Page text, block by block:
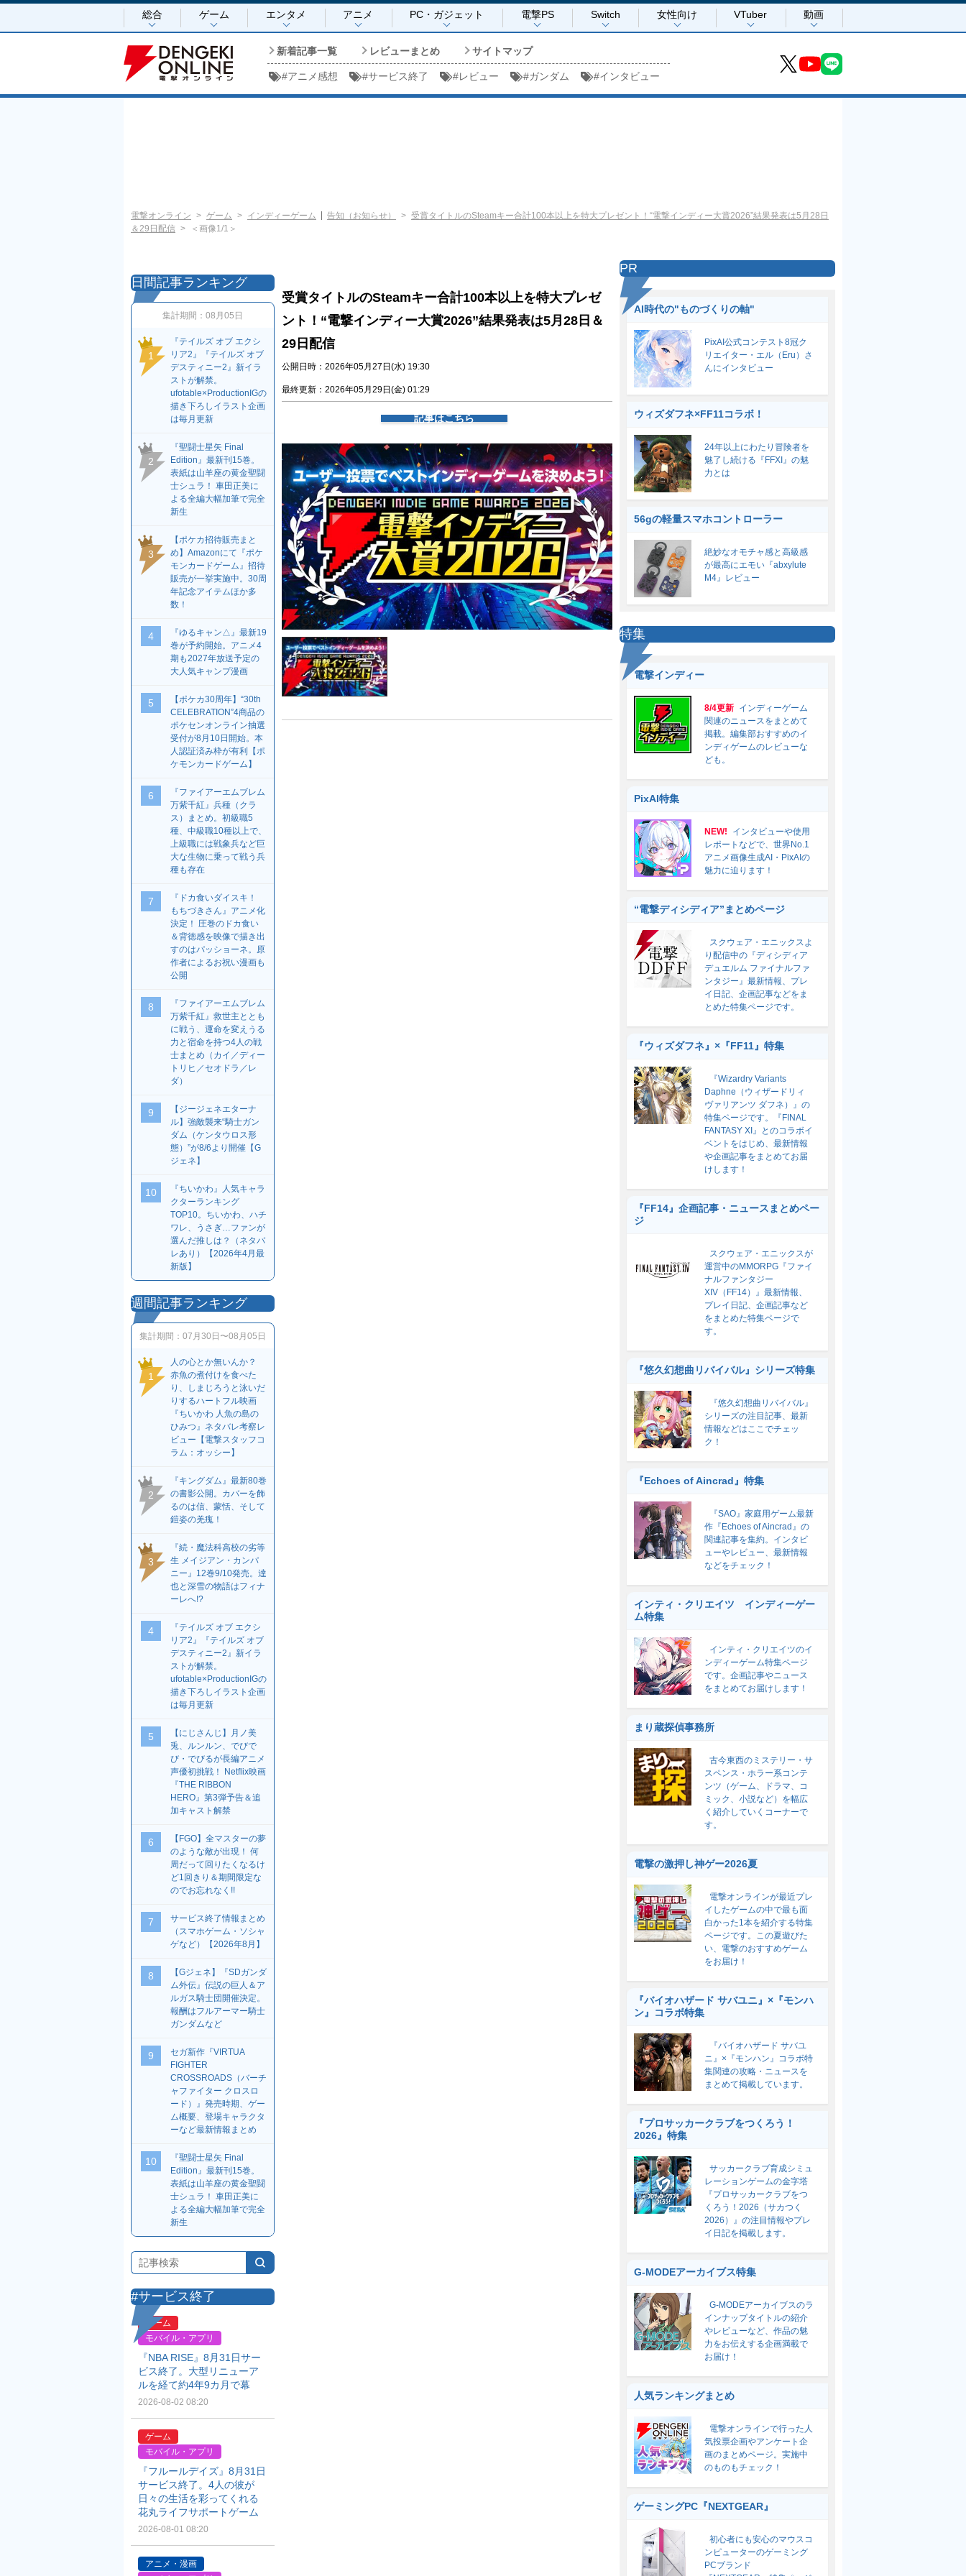
総合 ゲーム エンタメ アニメ PC・ガジェット 電撃PS Switch 女性向け VTuber 動画
新着記事一覧 レビューまとめ サイトマップ
#アニメ感想 #サービス終了 #レビュー #ガンダム #インタビュー
電撃オンライン ゲーム インディーゲーム 告知（お知らせ）
受賞タイトルのSteamキー合計100本以上を特大プレゼント！“電撃インディー大賞2026”結果発表は5月28日
＆29日配信
＜画像1/1＞
受賞タイトルのSteamキー合計100本以上を特大プレゼ
ント！“電撃インディー大賞2026”結果発表は5月28日＆
29日配信
公開日時：2026年05月27日(水) 19:30
最終更新：2026年05月29日(金) 01:29
記事はこちら
日間記事ランキング
集計期間： 08月05日
1
『テイルズ オブ エクシ
リア2』『テイルズ オブ
デスティニー2』新イラ
ストが解禁。
ufotable×ProductionIGの
描き下ろしイラスト企画
は毎月更新
2
『聖闘士星矢 Final
Edition』最新刊15巻。
表紙は山羊座の黄金聖闘
士シュラ！ 車田正美に
よる全編大幅加筆で完全
新生
3
【ポケカ招待販売まと
め】Amazonにて『ポケ
モンカードゲーム』招待
販売が一挙実施中。30周
年記念アイテムほか多
数！
4
『ゆるキャン△』最新19
巻が予約開始。アニメ4
期も2027年放送予定の
大人気キャンプ漫画
5
【ポケカ30周年】“30th
CELEBRATION”4商品の
ポケセンオンライン抽選
受付が8月10日開始。本
人認証済み枠が有利【ポ
ケモンカードゲーム】
6
『ファイアーエムブレム
万紫千紅』兵種（クラ
ス）まとめ。初級職5
種、中級職10種以上で、
上級職には戦象兵など巨
大な生物に乗って戦う兵
種も存在
7
『ドカ食いダイスキ！
もちづきさん』アニメ化
決定！ 圧巻のドカ食い
＆背徳感を映像で描き出
すのはパッショーネ。原
作者によるお祝い漫画も
公開
8
『ファイアーエムブレム
万紫千紅』救世主ととも
に戦う、運命を変えうる
力と宿命を持つ4人の戦
士まとめ（カイ／ディー
トリヒ／セオドラ／レ
ダ）
9
【ジージェネエターナ
ル】強敵襲来“騎士ガン
ダム（ケンタウロス形
態）”が8/6より開催【G
ジェネ】
10
『ちいかわ』人気キャラ
クターランキング
TOP10。ちいかわ、ハチ
ワレ、うさぎ…ファンが
選んだ推しは？（ネタバ
レあり）【2026年4月最
新版】
週間記事ランキング
集計期間： 07月30日〜08月05日
1
人の心とか無いんか？
赤魚の煮付けを食べた
り、しまじろうと泳いだ
りするハートフル映画
『ちいかわ 人魚の島の
ひみつ』ネタバレ考察レ
ビュー【電撃スタッフコ
ラム：オッシー】
2
『キングダム』最新80巻
の書影公開。カバーを飾
るのは信、蒙恬、そして
鎧姿の羌瘣！
3
『続・魔法科高校の劣等
生 メイジアン・カンパ
ニー』12巻9/10発売。達
也と深雪の物語はフィナ
ーレへ!?
4
『テイルズ オブ エクシ
リア2』『テイルズ オブ
デスティニー2』新イラ
ストが解禁。
ufotable×ProductionIGの
描き下ろしイラスト企画
は毎月更新
5
【にじさんじ】月ノ美
兎、ルンルン、でびで
び・でびるが長編アニメ
声優初挑戦！ Netflix映画
『THE RIBBON
HERO』第3弾予告＆追
加キャスト解禁
6
【FGO】全マスターの夢
のような敵が出現！ 何
周だって回りたくなるけ
ど1回きり＆期間限定な
のでお忘れなく!!
7
サービス終了情報まとめ
（スマホゲーム・ソシャ
ゲなど）【2026年8月】
8
【Gジェネ】『SDガンダ
ム外伝』伝説の巨人＆ア
ルガス騎士団開催決定。
報酬はフルアーマー騎士
ガンダムなど
9
セガ新作『VIRTUA
FIGHTER
CROSSROADS（バーチ
ャファイター クロスロ
ード）』発売時期、ゲー
ム概要、登場キャラクタ
ーなど最新情報まとめ
10
『聖闘士星矢 Final
Edition』最新刊15巻。
表紙は山羊座の黄金聖闘
士シュラ！ 車田正美に
よる全編大幅加筆で完全
新生
#サービス終了
ゲーム
モバイル・アプリ
『NBA RISE』8月31日サー
ビス終了。大型リニューア
ルを経て約4年9カ月で幕
2026-08-02 08:20
ゲーム
モバイル・アプリ
『フルールデイズ』8月31日
サービス終了。4人の彼が
日々の生活を彩ってくれる
花丸ライフサポートゲーム
2026-08-01 08:20
アニメ・漫画
PR
AI時代の"ものづくりの軸"
PixAI公式コンテスト8冠ク
リエイター・エル（Eru）さ
んにインタビュー
ウィズダフネ×FF11コラボ！
24年以上にわたり冒険者を
魅了し続ける『FFXI』の魅
力とは
56gの軽量スマホコントローラー
絶妙なオモチャ感と高級感
が最高にエモい『abxylute
M4』レビュー
特集
電撃インディー
8/4更新 インディーゲーム
関連のニュースをまとめて
掲載。編集部おすすめのイ
ンディゲームのレビューな
ども。
PixAI特集
NEW!
インタビューや使用
レポートなどで、世界No.1
アニメ画像生成AI・PixAIの
魅力に迫ります！
“電撃ディシディア”まとめページ
スクウェア・エニックスよ
り配信中の『ディシディア
デュエルム ファイナルファ
ンタジー』最新情報、プレ
イ日記、企画記事などをま
とめた特集ページです。
『ウィズダフネ』×『FF11』特集
『Wizardry Variants
Daphne（ウィザードリィ
ヴァリアンツ ダフネ）』の
特集ページです。『FINAL
FANTASY XI』とのコラボイ
ベントをはじめ、最新情報
や企画記事をまとめてお届
けします！
『FF14』企画記事・ニュースまとめペー
ジ
スクウェア・エニックスが
運営中のMMORPG『ファイ
ナルファンタジー
XIV（FF14）』最新情報、
プレイ日記、企画記事など
をまとめた特集ページで
す。
『悠久幻想曲リバイバル』シリーズ特集
『悠久幻想曲リバイバル』
シリーズの注目記事、最新
情報などはここでチェッ
ク！
『Echoes of Aincrad』特集
『SAO』家庭用ゲーム最新
作『Echoes of Aincrad』の
関連記事を集約。インタビ
ューやレビュー、最新情報
などをチェック！
インティ・クリエイツ インディーゲー
ム特集
インティ・クリエイツのイ
ンディーゲーム特集ページ
です。企画記事やニュース
をまとめてお届けします！
まり蔵探偵事務所
古今東西のミステリー・サ
スペンス・ホラー系コンテ
ンツ（ゲーム、ドラマ、コ
ミック、小説など）を幅広
く紹介していくコーナーで
す。
電撃の激押し神ゲー2026夏
電撃オンラインが最近プレ
イしたゲームの中で最も面
白かった1本を紹介する特集
ページです。この夏遊びた
い、電撃のおすすめゲーム
をお届け！
『バイオハザード サバユニ』×『モンハ
ン』コラボ特集
『バイオハザード サバユ
ニ』×『モンハン』コラボ特
集関連の攻略・ニュースを
まとめて掲載しています。
『プロサッカークラブをつくろう！
2026』特集
サッカークラブ育成シミュ
レーションゲームの金字塔
『プロサッカークラブをつ
くろう！2026（サカつく
2026）』の注目情報やプレ
イ日記を掲載します。
G-MODEアーカイブス特集
G-MODEアーカイブスのラ
インナップタイトルの紹介
やレビューなど、作品の魅
力をお伝えする企画満載で
お届け！
人気ランキングまとめ
電撃オンラインで行った人
気投票企画やアンケート企
画のまとめページ。実施中
のものもチェック！
ゲーミングPC『NEXTGEAR』
初心者にも安心のマウスコ
ンピューターのゲーミング
PCブランド